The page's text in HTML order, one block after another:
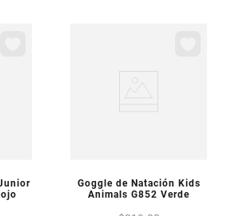
VISTA PREVIA
Goggle de Natación Kids
Animals G852 Verde